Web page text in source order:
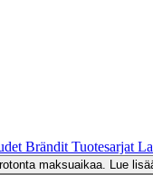
Brändit Tuotesarjat
maksuaikaa. Lue